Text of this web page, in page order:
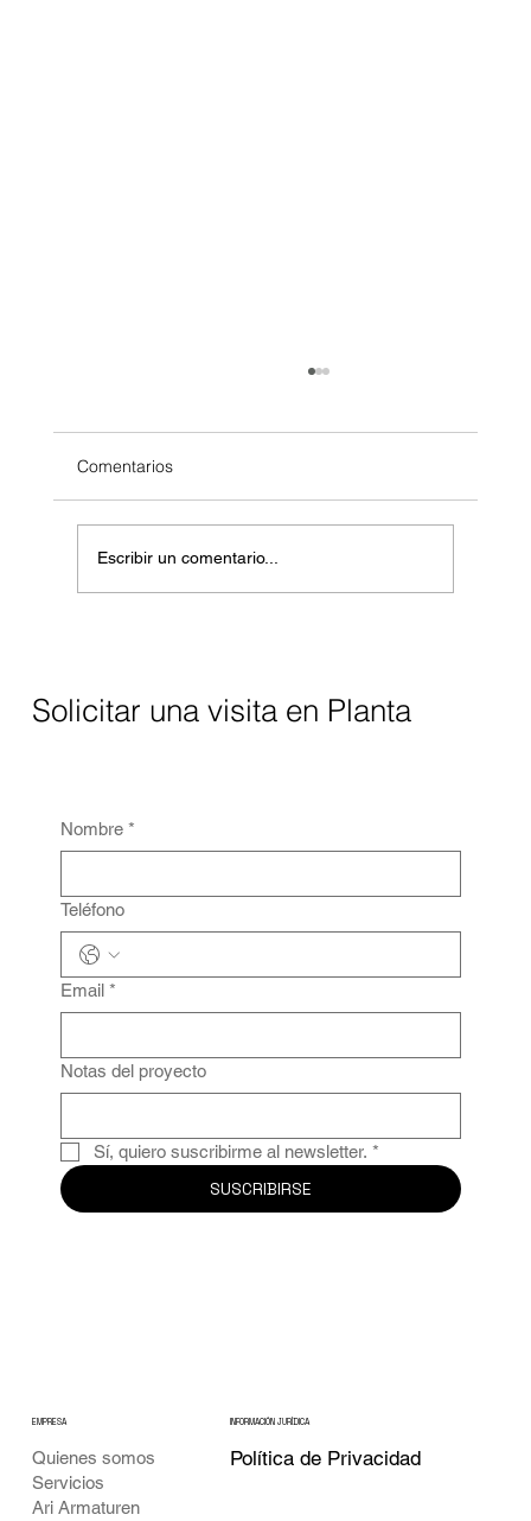
eficiencia para la industria en México
Comentarios
Escribir un comentario...
Solicitar una visita en Planta
Nombre *
Teléfono
Email *
Notas del proyecto
Sí, quiero suscribirme al newsletter. *
SUSCRIBIRSE
Quienes somos
Servicios
Ari Armaturen
EMPRESA INFORMACIÓN JURÍDICA
Política de Privacidad